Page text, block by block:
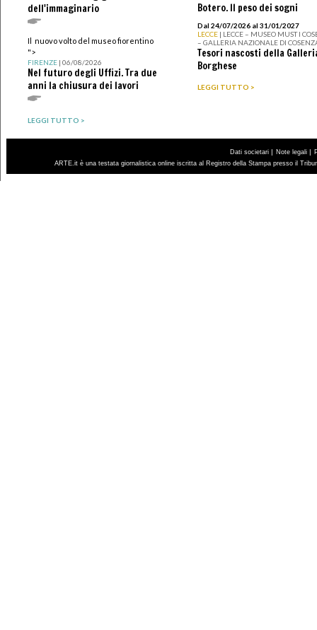
dell'immaginario
Il nuovo volto del museo fiorentino
">
FIRENZE| 06/08/2026
Nel futuro degli Uffizi. Tra due
anni la chiusura dei lavori
LEGGI TUTTO >
Botero. Il peso dei sogni
Dal 24/07/2026 al 31/01/2027
LECCE | LECCE – MUSEO MUST I
– GALLERIA NAZIONALE DI
Tesori nascosti della
Borghese
LEGGI TUTTO >
Dati societari | Note legali |
ARTE.it è una testata giornalistica online iscritta al Registro della Stampa presso il